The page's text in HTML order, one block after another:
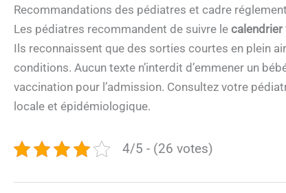
Recommandations des pédiatres et cadre
Les pédiatres recommandent de suivre le calendrier
Ils reconnaissent que des sorties courtes en plein
conditions. Aucun texte n’interdit d’emmener un
vaccination pour l’admission. Consultez votre
locale et épidémiologique.
4/5 - (26 votes)